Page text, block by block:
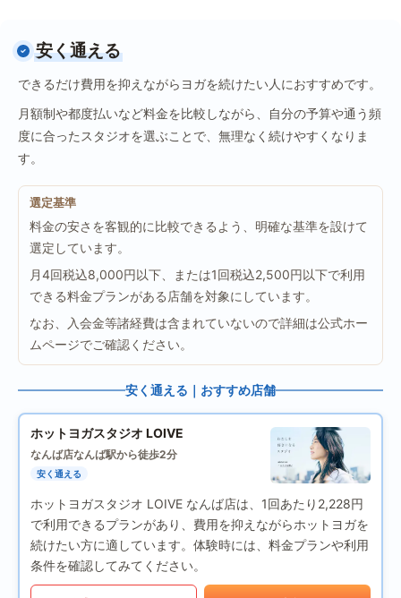
安く通える
できるだけ費用を抑えながらヨガを続けたい人におすすめです。
月額制や都度払いなど料金を比較しながら、自分の予算や通う頻
度に合ったスタジオを選ぶことで、無理なく続けやすくなりま
す。
選定基準
料金の安さを客観的に比較できるよう、明確な基準を設けて
選定しています。
月4回税込8,000円以下、または1回税込2,500円以下で利用
できる料金プランがある店舗を対象にしています。
なお、入会金等諸経費は含まれていないので詳細は公式ホー
ムページでご確認ください。
安く通える｜おすすめ店舗
ホットヨガスタジオ LOIVE
なんば店なんば駅から徒歩2分
安く通える
ホットヨガスタジオ LOIVE なんば店は、1回あたり2,228円
で利用できるプランがあり、費用を抑えながらホットヨガを
続けたい方に適しています。体験時には、料金プランや利用
条件を確認してみてください。